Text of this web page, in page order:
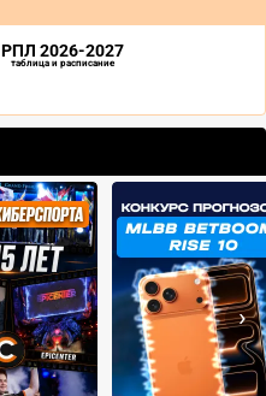
РПЛ 2026-2027
таблица и расписание
›